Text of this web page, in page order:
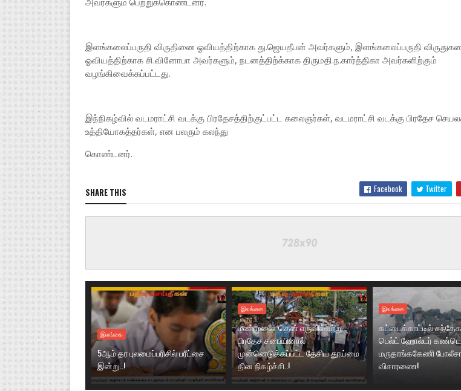
இளங்கலைப்பருதி விருதினை ஓவியத்திற்காக து.ஜெயதீபன் அவர்களும், இளங்கலைப்பருதி
ஓவியத்திற்காக சி.வினோபா அவர்களும், நடனத்திற்க்காக திருமதி.ந.கார்த்திகா அவர்களிற்கும்
வழங்கிவைக்கப்பட்டது.
இந்நிகழ்வில் வடமராட்சி வடக்கு பிரதேசத்திற்குட்பட்ட கலைஞர்கள், வடமராட்சி வடக்கு பிரதேச
உத்தியோகத்தர்கள், என பலரும் கலந்து
கொண்டனர்.
SHARE THIS Facebook Twitter
இலங்கை
5ஆம் தர புலமைப்பரிசில் பரீட்சை
இன்று..!
இலங்கை
மண்முனை தென் எருவில் பற்று
பிரதேச சபையினால்
முன்னெடுக்கப்பட்ட தேசிய தூய்மை
தின நிகழ்ச்சி..!
இலங்கை
கட்டைக்காட்டில்
பெல்ட் ஹோல்டர்
மருதாங்ககேணி
விசாரணை!